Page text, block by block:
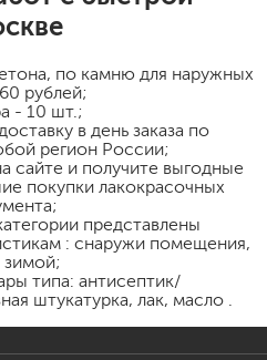
по камню для наружных
рублей;
- 10 шт.;
в день заказа по
регион России;
сайте и получите выгодные
покупки лакокрасочных
представлены
: снаружи помещения,
типа: антисептик/
штукатурка, лак, масло .